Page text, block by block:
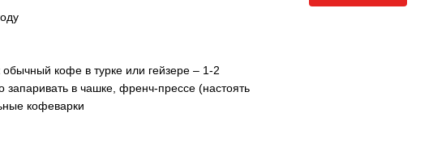
кофе в турке или гейзере – 1-2
в чашке, френч-прессе (настоять
кофеварки